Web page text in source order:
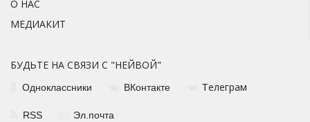
О НАС
МЕДИАКИТ
БУДЬТЕ НА СВЯЗИ С "НЕЙВОЙ"
Одноклассники ВКонтакте Телеграм
RSS Эл.почта